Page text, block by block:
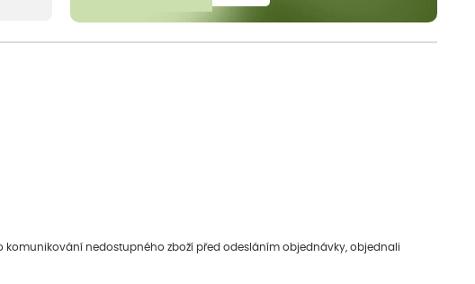
komunikování nedostupného zboží před odesláním objednávky, objednali